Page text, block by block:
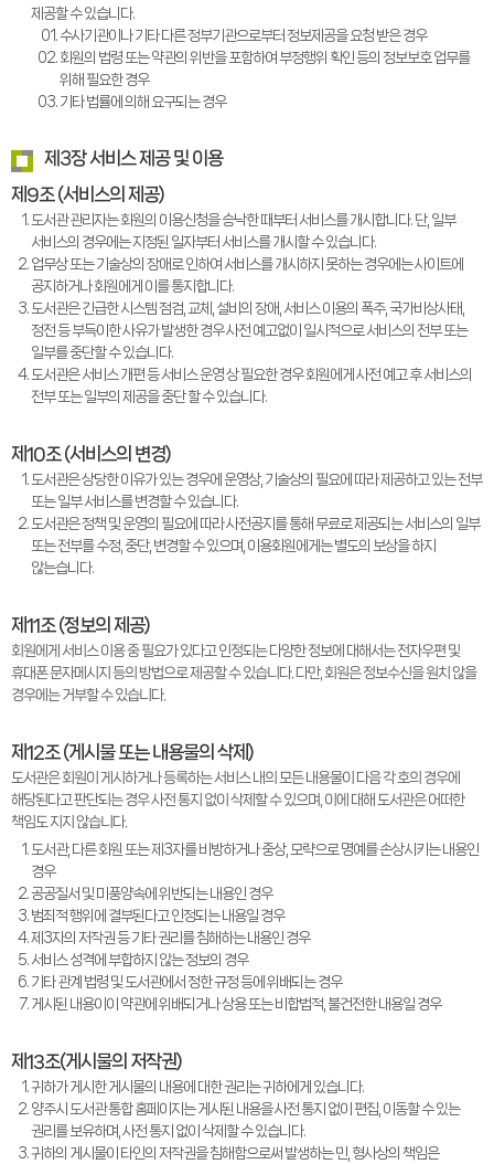
제공할 수 있습니다.
수사기관이나 기타 다른 정부기관으로부터 정보제공을 요청 받은 경우
회원의 법령 또는 약관의 위반을 포함하여 부정행위 확인 등의 정보보호 업무를
위해 필요한 경우
기타 법률에 의해 요구되는 경우
제3장 서비스 제공 및 이용
제9조 (서비스의 제공)
도서관 관리자는 회원의 이용신청을 승낙한 때부터 서비스를 개시합니다. 단, 일부
서비스의 경우에는 지정된 일자부터 서비스를 개시할 수 있습니다.
업무상 또는 기술상의 장애로 인하여 서비스를 개시하지 못하는 경우에는 사이트에
공지하거나 회원에게 이를 통지합니다.
도서관은 긴급한 시스템 점검, 교체, 설비의 장애, 서비스 이용의 폭주, 국가비상사태,
정전 등 부득이한 사유가 발생한 경우 사전 예고없이 일시적으로 서비스의 전부 또는
일부를 중단할 수 있습니다.
도서관은 서비스 개편 등 서비스 운영 상 필요한 경우 회원에게 사전 예고 후 서비스의
전부 또는 일부의 제공을 중단 할 수 있습니다.
제10조 (서비스의 변경)
도서관은 상당한 이유가 있는 경우에 운영상, 기술상의 필요에 따라 제공하고 있는 전부
또는 일부 서비스를 변경할 수 있습니다.
도서관은 정책 및 운영의 필요에 따라 사전공지를 통해 무료로 제공되는 서비스의 일부
또는 전부를 수정, 중단, 변경할 수 있으며, 이용회원에게는 별도의 보상을 하지
않는습니다.
제11조 (정보의 제공)
회원에게 서비스 이용 중 필요가 있다고 인정되는 다양한 정보에 대해서는 전자우편 및
휴대폰 문자메시지 등의 방법으로 제공할 수 있습니다. 다만, 회원은 정보수신을 원치 않을
경우에는 거부할 수 있습니다.
제12조 (게시물 또는 내용물의 삭제)
도서관은 회원이 게시하거나 등록하는 서비스 내의 모든 내용물이 다음 각 호의 경우에
해당된다고 판단되는 경우 사전 통지 없이 삭제할 수 있으며, 이에 대해 도서관은 어떠한
책임도 지지 않습니다.
도서관, 다른 회원 또는 제3자를 비방하거나 중상, 모략으로 명예를 손상시키는 내용인
경우
공공질서 및 미풍양속에 위반되는 내용인 경우
범죄적 행위에 결부된다고 인정되는 내용일 경우
제3자의 저작권 등 기타 권리를 침해하는 내용인 경우
서비스 성격에 부합하지 않는 정보의 경우
기타 관계 법령 및 도서관에서 정한 규정 등에 위배되는 경우
게시된 내용이이 약관에 위배되거나 상용 또는 비합법적, 불건전한 내용일 경우
제13조(게시물의 저작권)
귀하가 게시한 게시물의 내용에 대한 권리는 귀하에게 있습니다.
양주시 도서관 통합 홈페이지는 게시된 내용을 사전 통지 없이 편집, 이동할 수 있는
권리를 보유하며, 사전 통지 없이 삭제할 수 있습니다.
귀하의 게시물이 타인의 저작권을 침해함으로써 발생하는 민, 형사상의 책임은